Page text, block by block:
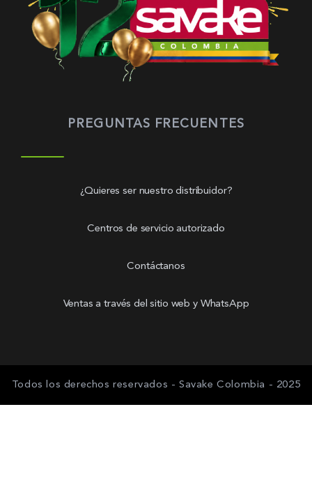
PREGUNTAS FRECUENTES
¿Quieres ser nuestro distribuidor?
Centros de servicio autorizado
Contáctanos
Ventas a través del sitio web y WhatsApp
Todos los derechos reservados - Savake Colombia - 2025